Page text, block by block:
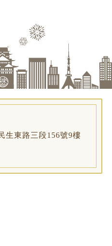
生東路三段156號9樓